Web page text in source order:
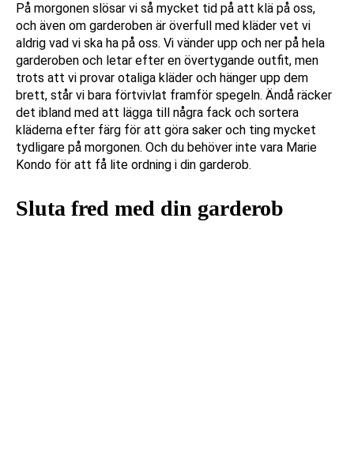
På morgonen slösar vi så mycket tid på att klä på oss,
och även om garderoben är överfull med kläder vet vi
aldrig vad vi ska ha på oss. Vi vänder upp och ner på hela
garderoben och letar efter en övertygande outfit, men
trots att vi provar otaliga kläder och hänger upp dem
brett, står vi bara förtvivlat framför spegeln. Ändå räcker
det ibland med att lägga till några fack och sortera
kläderna efter färg för att göra saker och ting mycket
tydligare på morgonen. Och du behöver inte vara Marie
Kondo för att få lite ordning i din garderob.
Sluta fred med din garderob